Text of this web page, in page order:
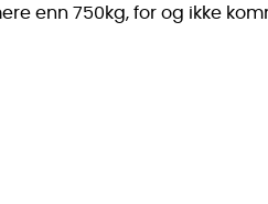
enn 750kg, for og ikke